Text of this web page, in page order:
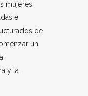
mujeres
e
de
un
y la